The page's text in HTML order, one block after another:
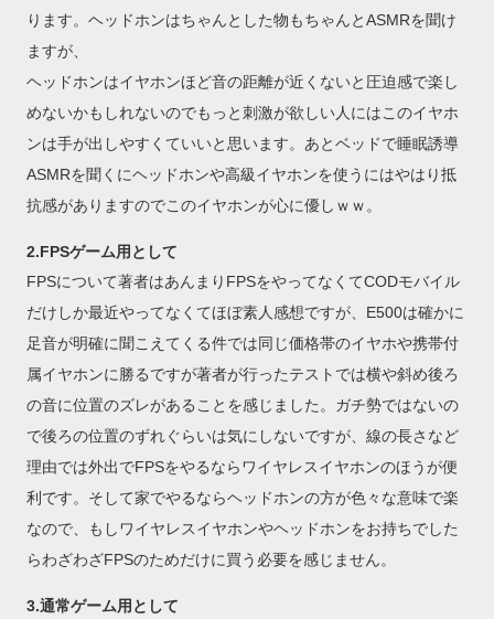
ります。ヘッドホンはちゃんとした物もちゃんとASMRを聞け
ますが、
ヘッドホンはイヤホンほど音の距離が近くないと圧迫感で楽し
めないかもしれないのでもっと刺激が欲しい人にはこのイヤホ
ンは手が出しやすくていいと思います。あとベッドで睡眠誘導
ASMRを聞くにヘッドホンや高級イヤホンを使うにはやはり抵
抗感がありますのでこのイヤホンが心に優しｗｗ。
2.FPSゲーム用として
FPSについて著者はあんまりFPSをやってなくてCODモバイル
だけしか最近やってなくてほぼ素人感想ですが、E500は確かに
足音が明確に聞こえてくる件では同じ価格帯のイヤホや携帯付
属イヤホンに勝るですが著者が行ったテストでは横や斜め後ろ
の音に位置のズレがあることを感じました。ガチ勢ではないの
で後ろの位置のずれぐらいは気にしないですが、線の長さなど
理由では外出でFPSをやるならワイヤレスイヤホンのほうが便
利です。そして家でやるならヘッドホンの方が色々な意味で楽
なので、もしワイヤレスイヤホンやヘッドホンをお持ちでした
らわざわざFPSのためだけに買う必要を感じません。
3.通常ゲーム用として